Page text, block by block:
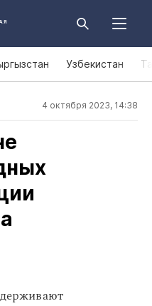
Узбекистан
4 октября 2023, 14:38